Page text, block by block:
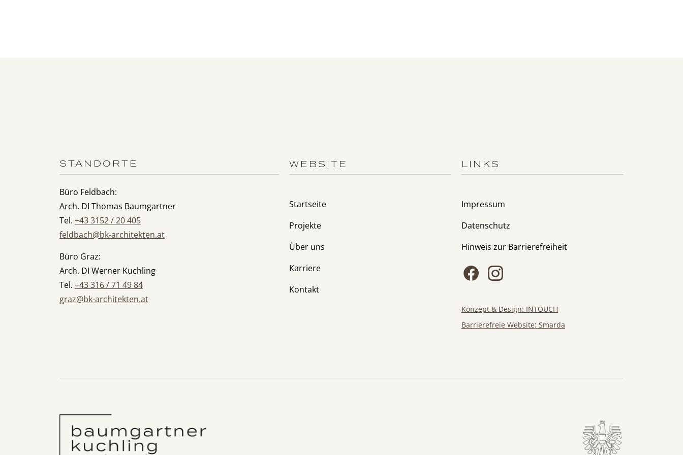
STANDORTE
Büro Feldbach:
Arch. DI Thomas Baumgartner
Tel. +43 3152 / 20 405
feldbach@bk-architekten.at
Büro Graz:
Arch. DI Werner Kuchling
Tel. +43 316 / 71 49 84
graz@bk-architekten.at
WEBSITE
Startseite
Projekte
Über uns
Karriere
Kontakt
LINKS
Impressum
Datenschutz
Hinweis zur Barrierefreiheit
Konzept & Design: INTOUCH
Barrierefreie Website: Smarda